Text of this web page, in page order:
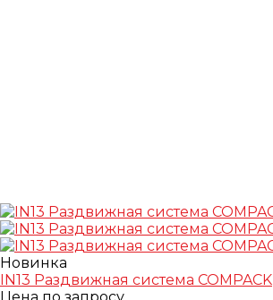
Новинка
IN13 Раздвижная система COMPACK